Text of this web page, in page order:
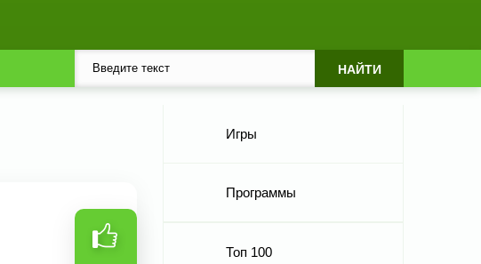
Игры
Программы
Топ 100